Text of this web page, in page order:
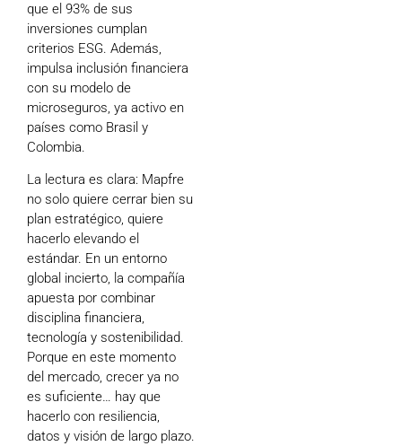
que el 93% de sus
inversiones cumplan
criterios ESG. Además,
impulsa inclusión financiera
con su modelo de
microseguros, ya activo en
países como Brasil y
Colombia.
La lectura es clara: Mapfre
no solo quiere cerrar bien su
plan estratégico, quiere
hacerlo elevando el
estándar. En un entorno
global incierto, la compañía
apuesta por combinar
disciplina financiera,
tecnología y sostenibilidad.
Porque en este momento
del mercado, crecer ya no
es suficiente… hay que
hacerlo con resiliencia,
datos y visión de largo plazo.